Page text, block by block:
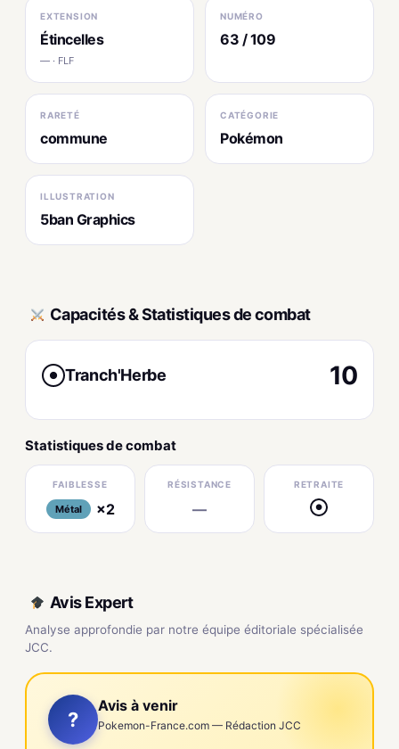
EXTENSION
Étincelles
— · FLF
NUMÉRO
63 / 109
RARETÉ
commune
CATÉGORIE
Pokémon
ILLUSTRATION
5ban Graphics
Capacités & Statistiques de combat
● Tranch'Herbe 10
Statistiques de combat
FAIBLESSE
Métal ×2
RÉSISTANCE
—
RETRAITE
●
Avis Expert
Analyse approfondie par notre équipe éditoriale spécialisée
JCC.
?
Avis à venir
Pokemon-France.com — Rédaction JCC